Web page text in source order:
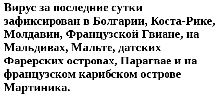
Вирус за последние сутки
зафиксирован в Болгарии, Коста-Рике,
Молдавии, Французской Гвиане, на
Мальдивах, Мальте, датских
Фарерских островах, Парагвае и на
французском карибском острове
Мартиника.